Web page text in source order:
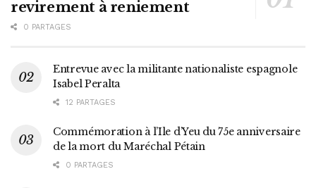
revirement à reniement
0 PARTAGES
Entrevue avec la militante nationaliste espagnole
Isabel Peralta
12 PARTAGES
Commémoration à l’Ile d’Yeu du 75e anniversaire
de la mort du Maréchal Pétain
0 PARTAGES